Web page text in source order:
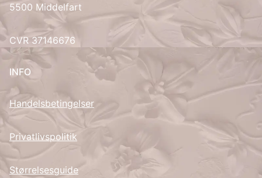
5500 Middelfart
CVR 37146676
INFO
Handelsbetingelser
Privatlivspolitik
Størrelsesguide